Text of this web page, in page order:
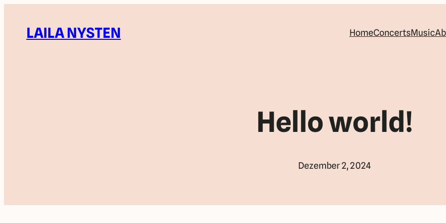
LAILA NYSTEN HomeConcertsMusic
Hello world!
Dezember 2, 2024